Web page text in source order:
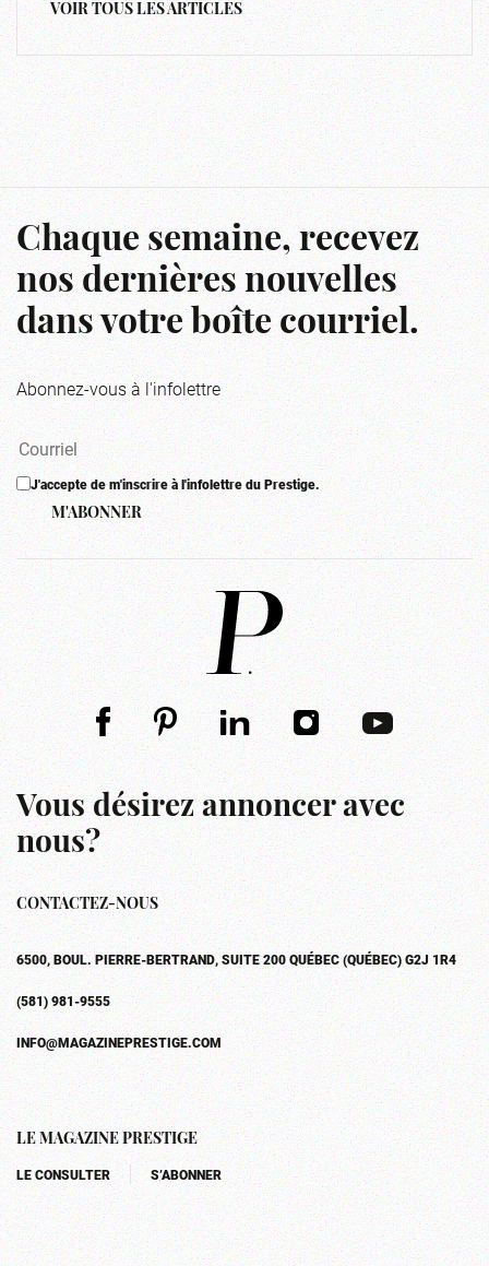
VOIR TOUS LES ARTICLES
Chaque semaine, recevez
nos dernières nouvelles
dans votre boîte courriel.
Abonnez-vous à l'infolettre
J'accepte de m'inscrire à l'infolettre du Prestige.
M'ABONNER
Vous désirez annoncer avec
nous?
CONTACTEZ-NOUS
6500, BOUL. PIERRE-BERTRAND, SUITE 200 QUÉBEC (QUÉBEC) G2J 1R4
(581) 981-9555
INFO@MAGAZINEPRESTIGE.COM
LE MAGAZINE PRESTIGE
LE CONSULTER S’ABONNER